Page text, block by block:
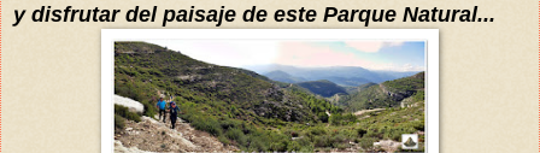
y disfrutar del paisaje de este Parque Natural...